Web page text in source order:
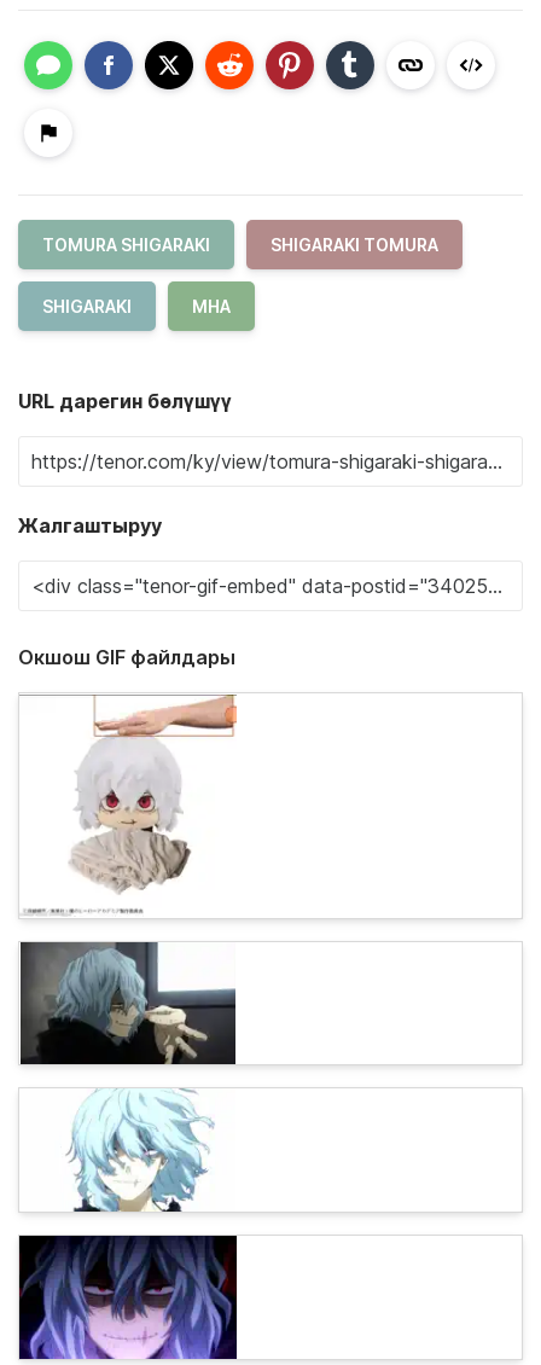
TOMURA SHIGARAKI SHIGARAKI TOMURA
SHIGARAKI MHA
URL дарегин бөлүшүү
Жалгаштыруу
Окшош GIF файлдары